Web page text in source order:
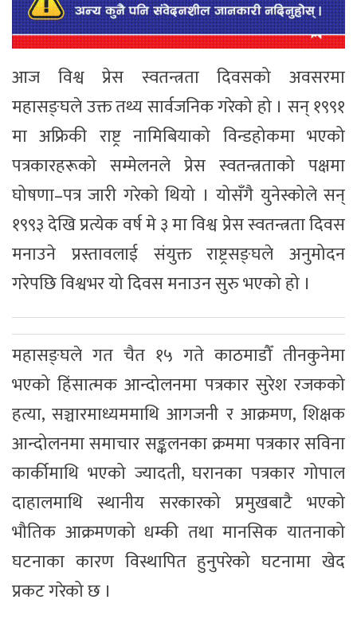
आज विश्व प्रेस स्वतन्त्रता दिवसको अवसरमा
महासङ्घले उक्त तथ्य सार्वजनिक गरेको हो । सन् १९९१
मा अफ्रिकी राष्ट्र नामिबियाको विन्डहोकमा भएको
पत्रकारहरूको सम्मेलनले प्रेस स्वतन्त्रताको पक्षमा
घोषणा–पत्र जारी गरेको थियो । योसँगै युनेस्कोले सन्
१९९३ देखि प्रत्येक वर्ष मे ३ मा विश्व प्रेस स्वतन्त्रता दिवस
मनाउने प्रस्तावलाई संयुक्त राष्ट्रसङ्घले अनुमोदन
गरेपछि विश्वभर यो दिवस मनाउन सुरु भएको हो ।
महासङ्घले गत चैत १५ गते काठमाडौँ तीनकुनेमा
भएको हिंसात्मक आन्दोलनमा पत्रकार सुरेश रजकको
हत्या, सञ्चारमाध्यममाथि आगजनी र आक्रमण, शिक्षक
आन्दोलनमा समाचार सङ्कलनका क्रममा पत्रकार सविना
कार्कीमाथि भएको ज्यादती, घरानका पत्रकार गोपाल
दाहालमाथि स्थानीय सरकारको प्रमुखबाटै भएको
भौतिक आक्रमणको धम्की तथा मानसिक यातनाको
घटनाका कारण विस्थापित हुनुपरेको घटनामा खेद
प्रकट गरेको छ ।